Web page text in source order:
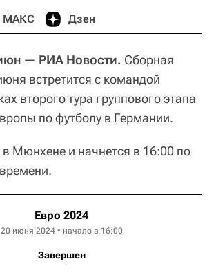
МАКС Дзен
— РИА Новости. Сборная
встретится с командой
второго тура группового этапа
по футболу в Германии.
Мюнхене и начнется в 16:00 по
Евро 2024
20 июня 2024 • начало в 16:00
Завершен